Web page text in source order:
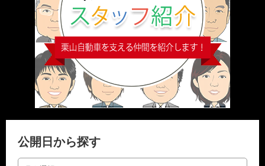
公開日から探す